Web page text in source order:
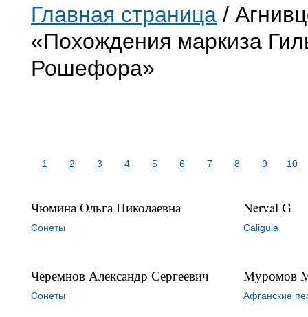
Главная страница /
«Похождения маркиза
Рошефора»
1 2 3 4 5 6 7 8 9 10
Чюмина Ольга Николаевна
Сонеты
Черемнов Александр Сергеевич
Сонеты
Nerval G
Caligula
Муромов
Афганские